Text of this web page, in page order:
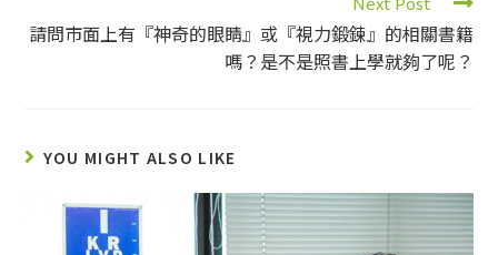
請問市面上有『神奇的眼睛』或『視力鍛鍊』的相關書籍
嗎？是不是照書上學就夠了呢？
YOU MIGHT ALSO LIKE